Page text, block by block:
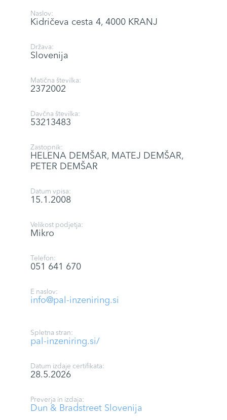
Naslov:
Kidričeva cesta 4, 4000 KRANJ
Država:
Slovenija
Matična številka:
2372002
Davčna številka:
53213483
Zastopnik:
HELENA DEMŠAR, MATEJ DEMŠAR,
PETER DEMŠAR
Datum vpisa:
15.1.2008
Velikost podjetja:
Mikro
Telefon:
051 641 670
E naslov:
info@pal-inzeniring.si
Spletna stran:
pal-inzeniring.si/
Datum izdaje certifikata:
28.5.2026
Preverja in izdaja:
Dun & Bradstreet Slovenija